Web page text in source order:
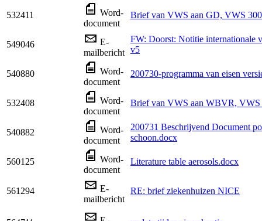
532411
Word-
document
Brief van VWS aan GD, VWS
549046
E-
mailbericht
FW: Doorst: Notitie internationale
v5
540880
Word-
document
200730-programma van eisen
532408
Word-
document
Brief van VWS aan WBVR, VWS
540882
Word-
document
200731 Beschrijvend Document
schoon.docx
560125
Word-
document
Literature table aerosols.docx
561294
E-
mailbericht
RE: brief ziekenhuizen NICE